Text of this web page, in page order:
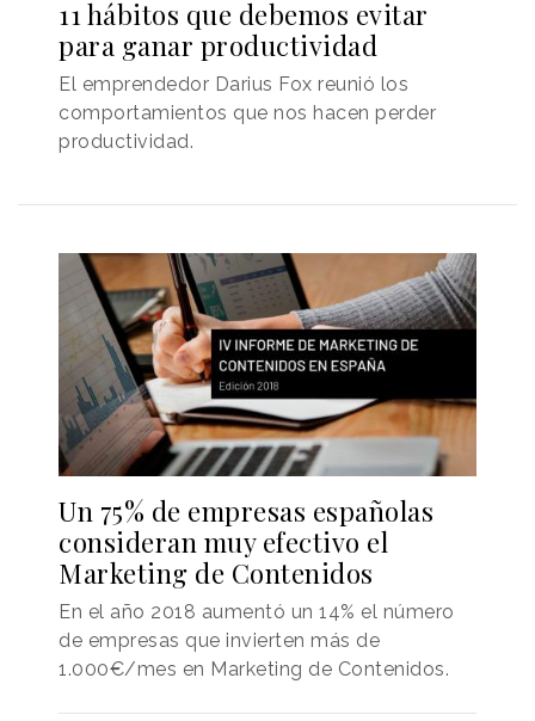
11 hábitos que debemos evitar
para ganar productividad
El emprendedor Darius Fox reunió los
comportamientos que nos hacen perder
productividad.
Un 75% de empresas españolas
consideran muy efectivo el
Marketing de Contenidos
En el año 2018 aumentó un 14% el número
de empresas que invierten más de
1.000€/mes en Marketing de Contenidos.